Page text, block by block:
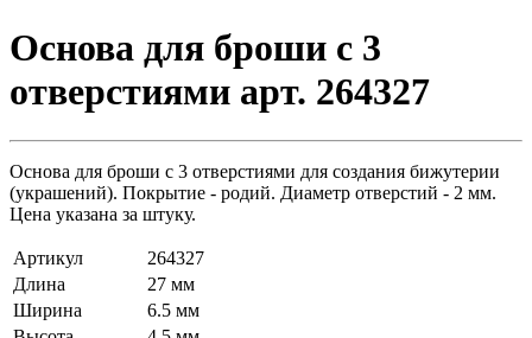
Основа для броши с 3
отверстиями арт. 264327
Основа для броши с 3 отверстиями для создания бижутерии
(украшений). Покрытие - родий. Диаметр отверстий - 2 мм.
Цена указана за штуку.
Артикул
264327
Длина
27 мм
Ширина
6.5 мм